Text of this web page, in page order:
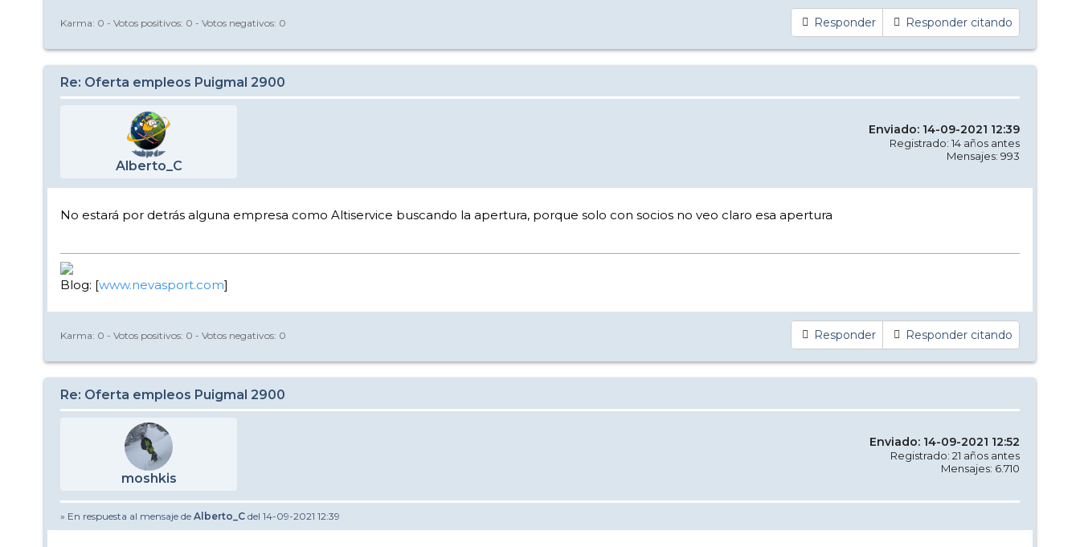
Responder Responder citando
Karma: 0 - Votos positivos: 0 - Votos negativos: 0
Re: Oferta empleos Puigmal 2900
Alberto_C
Enviado: 14-09-2021 12:39
Registrado: 14 años antes
Mensajes: 993
No estará por detrás alguna empresa como Altiservice buscando la apertura, porque solo con socios no veo claro esa apertura
Blog: [www.nevasport.com]
Responder Responder citando
Karma: 0 - Votos positivos: 0 - Votos negativos: 0
Re: Oferta empleos Puigmal 2900
moshkis
Enviado: 14-09-2021 12:52
Registrado: 21 años antes
Mensajes: 6.710
» En respuesta al mensaje de Alberto_C del 14-09-2021 12:39